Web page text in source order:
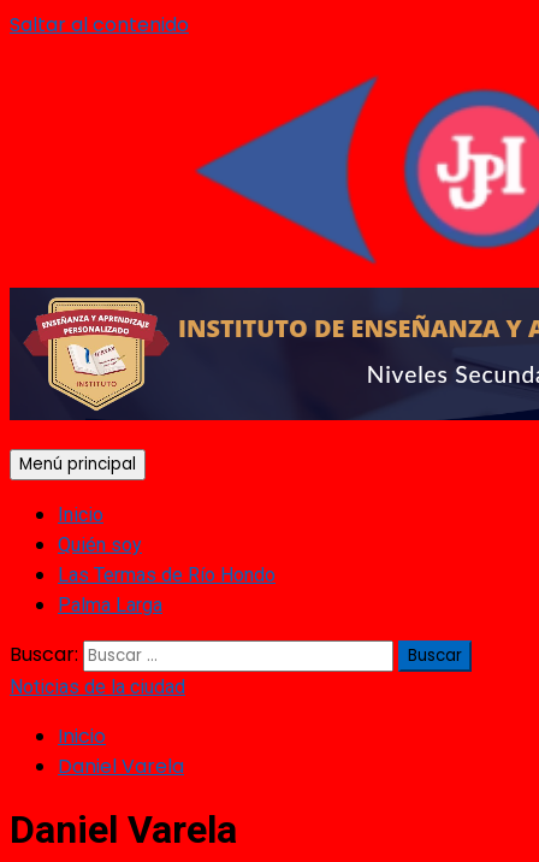
Saltar al contenido
Menú principal
Inicio
Quién soy
Las Termas de Río Hondo
Palma Larga
Buscar:
Noticias de la ciudad
Inicio
Daniel Varela
Daniel Varela